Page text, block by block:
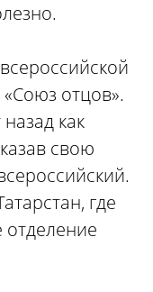
отцов».
как
свою
где
отделение